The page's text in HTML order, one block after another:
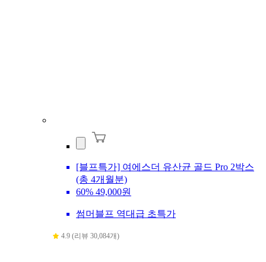
[블프특가] 여에스더 유산균 골드 Pro 2박스
(총 4개월분)
60% 49,000원
썸머블프 역대급 초특가
4.9 (리뷰 30,084개)